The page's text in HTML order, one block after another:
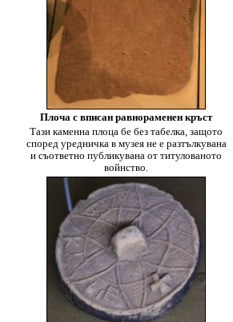
Плоча с вписан равнораменен кръст
Тази каменна плоца бе без табелка, защото
според уредничка в музея не е разтълкувана
и съответно публикувана от титулованото
войнство.